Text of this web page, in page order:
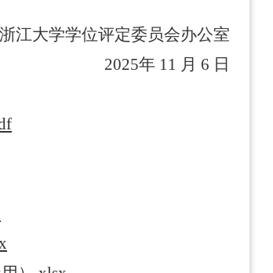
浙江大学学位评定委员会办公室
2025年 11 月 6 日